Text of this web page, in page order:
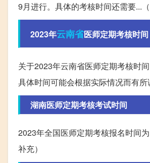
9月进行。具体的考核时间还需要...（
2023年云南省医师定期考核时间
关于2023年云南省医师定期考核时
具体时间可能会根据实际情况而有所
湖南医师定期考核考试时间
2023年全国医师定期考核报名时间
补充）